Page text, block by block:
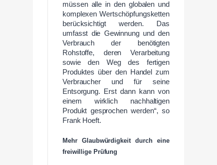
müssen alle in den globalen und
komplexen Wertschöpfungsketten
berücksichtigt werden. Das
umfasst die Gewinnung und den
Verbrauch der benötigten
Rohstoffe, deren Verarbeitung
sowie den Weg des fertigen
Produktes über den Handel zum
Verbraucher und für seine
Entsorgung. Erst dann kann von
einem wirklich nachhaltigen
Produkt gesprochen werden“, so
Frank Hoeft.
Mehr Glaubwürdigkeit durch eine
freiwillige Prüfung